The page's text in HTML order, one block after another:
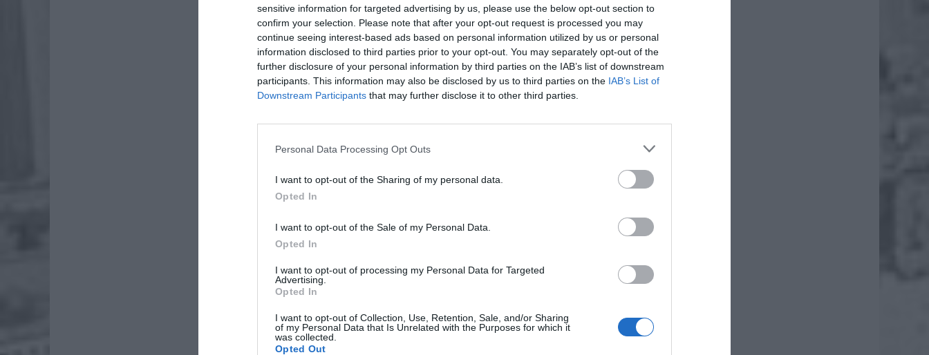
sensitive information for targeted advertising by us, please use the below opt-out section to
confirm your selection. Please note that after your opt-out request is processed you may
continue seeing interest-based ads based on personal information utilized by us or personal
information disclosed to third parties prior to your opt-out. You may separately opt-out of the
further disclosure of your personal information by third parties on the IAB’s list of downstream
participants. This information may also be disclosed by us to third parties on the IAB’s List of
Downstream Participants that may further disclose it to other third parties.
Personal Data Processing Opt Outs
I want to opt-out of the Sharing of my personal data.
Opted In
I want to opt-out of the Sale of my Personal Data.
Opted In
I want to opt-out of processing my Personal Data for Targeted
Advertising.
Opted In
I want to opt-out of Collection, Use, Retention, Sale, and/or Sharing
of my Personal Data that Is Unrelated with the Purposes for which it
was collected.
Opted Out
ad
Dodaj nas do preferowanych źródeł w Google Dodaj
Fot. policja